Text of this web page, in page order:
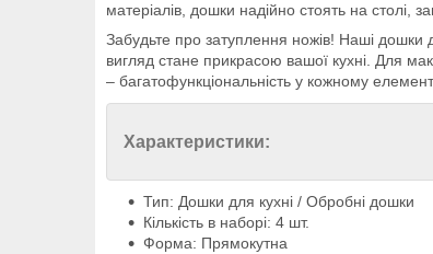
матеріалів, дошки надійно стоять на столі,
Забудьте про затуплення ножів! Наші дошки
вигляд стане прикрасою вашої кухні. Для
– багатофункціональність у кожному
Характеристики:
Тип: Дошки для кухні / Обробні дошки
Кількість в наборі: 4 шт.
Форма: Прямокутна